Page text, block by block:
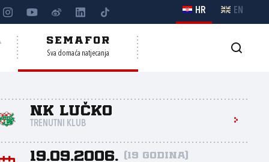
HR EN
SEMAFOR
Sva domaća natjecanja
NK Lučko
TRENUTNI KLUB
19.09.2006. (19 godina)